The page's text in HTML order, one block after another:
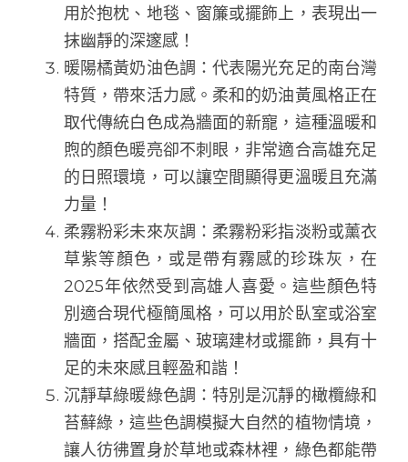
用於抱枕、地毯、窗簾或擺飾上，表現出一
抹幽靜的深邃感！
暖陽橘黃奶油色調：代表陽光充足的南台灣
特質，帶來活力感。柔和的奶油黃風格正在
取代傳統白色成為牆面的新寵，這種溫暖和
煦的顏色暖亮卻不刺眼，非常適合高雄充足
的日照環境，可以讓空間顯得更溫暖且充滿
力量！
柔霧粉彩未來灰調：柔霧粉彩指淡粉或薰衣
草紫等顏色，或是帶有霧感的珍珠灰，在
2025年依然受到高雄人喜愛。這些顏色特
別適合現代極簡風格，可以用於臥室或浴室
牆面，搭配金屬、玻璃建材或擺飾，具有十
足的未來感且輕盈和諧！
沉靜草綠暖綠色調：特別是沉靜的橄欖綠和
苔蘚綠，這些色調模擬大自然的植物情境，
讓人彷彿置身於草地或森林裡，綠色都能帶